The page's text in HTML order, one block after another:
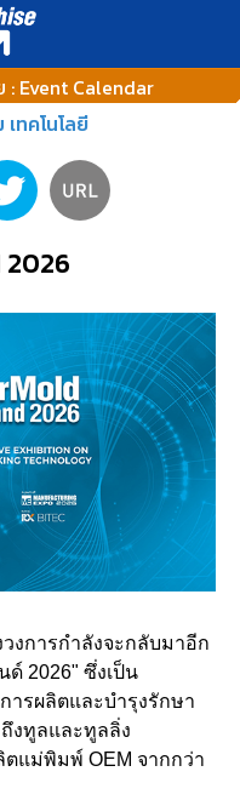
Event Calendar
ทคโนโลยี
2026
งการกำลังจะกลับมาอีก
ด์ 2026" ซึ่งเป็น
ารผลิตและบำรุงรักษา
งทูลและทูลลิ่ง
แม่พิมพ์ OEM จากกว่า